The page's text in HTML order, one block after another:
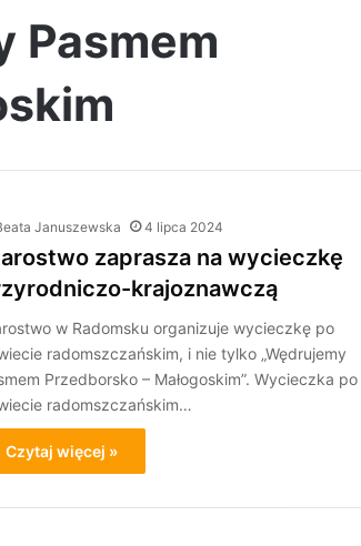
Pasmem
Januszewska 4 lipca 2024
zaprasza na wycieczkę
krajoznawczą
w Radomsku organizuje wycieczkę po
radomszczańskim, i nie tylko „Wędrujemy
Przedborsko – Małogoskim”. Wycieczka po
radomszczańskim…
Czytaj więcej »